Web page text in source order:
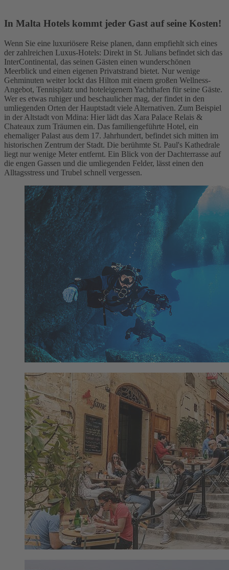
In Malta Hotels kommt jeder Gast auf seine Kosten!
Wenn Sie eine luxuriösere Reise planen, dann empfiehlt sich eines
der zahlreichen Luxus-Hotels: Direkt in St. Julians befindet sich das
InterContinental, das seinen Gästen einen wunderschönen
Meerblick und einen eigenen Privatstrand bietet. Nur wenige
Gehminuten weiter lockt das Hilton mit einem großen Wellness-
Angebot, Tennisplatz und hoteleigenem Yachthafen für seine Gäste.
Wer es etwas ruhiger und beschaulicher mag, der findet in den
umliegenden Orten der Hauptstadt viele Alternativen. Zum Beispiel
in der Altstadt von Mdina: Hier lädt das Xara Palace Relais &
Chateaux zum Träumen ein. Das familiengeführte Hotel, ein
ehemaliger Palast aus dem 17. Jahrhundert, befindet sich mitten im
historischen Zentrum der Stadt. Die berühmte St. Paul's Kathedrale
liegt nur wenige Meter entfernt. Ein Blick von der Dachterrasse auf
die engen Gassen und die umliegenden Felder, lässt einen den
Alltagsstress und Trubel schnell vergessen.